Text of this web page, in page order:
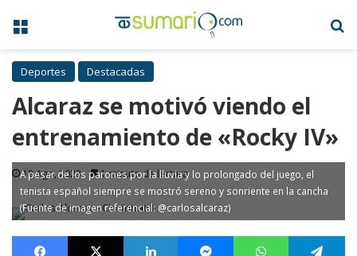
Menú
Deportes Destacadas
Alcaraz se motivó viendo el
entrenamiento de «Rocky IV»
18 Ago, 2023 1 minuto de lectura
A pesar de los parones por la lluvia y lo prolongado del juego, el
tenista español siempre se mostró sereno y sonriente en la cancha
(Fuente de imagen referencial: @carlosalcaraz)
Facebook X LinkedIn MessengerWhatsApp